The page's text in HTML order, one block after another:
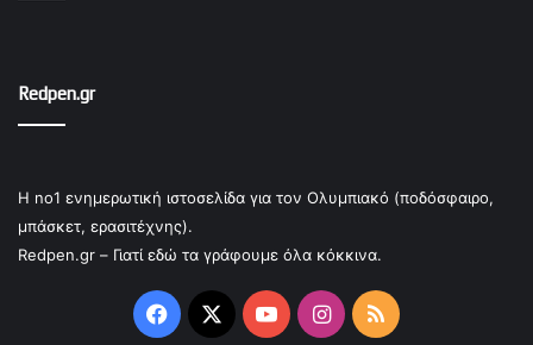
Redpen.gr
Η no1 ενημερωτική ιστοσελίδα για τον Ολυμπιακό (ποδόσφαιρο,
μπάσκετ, ερασιτέχνης).
Redpen.gr – Γιατί εδώ τα γράφουμε όλα κόκκινα.
Facebook
X YouTubeInstagram
RSS